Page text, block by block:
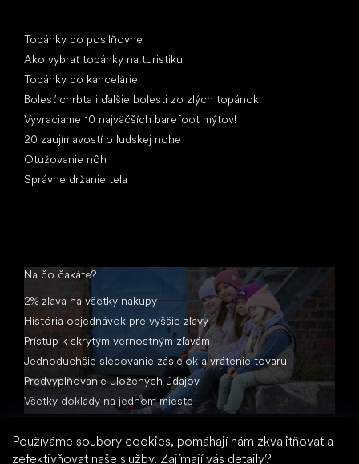
Používáme soubory cookies, pomáhají nám zkvalitňovat a
zefektivňovat naše služby. Zajímají vás detaily?
Topánky do posilňovne
Ako vybrať topánky na turistiku
Topánky do kancelárie
Bolesť chrbta i ďalšie bolesti zo zlých topánok
Vyvraciame 10 najväčších barefoot mýtov!
20 zaujímavostí o ľudskej nohe
Otužovanie nôh
Správne držanie tela
Na čo čakáte?
2% zľava na všetky nákupy
História objednávok pre vyššie zľavy
Prístup k skrytým vernostným zľavám
Jednoduchšie sledovanie zásielok a vrátenie tovaru
Predvyplňovanie uložených údajov
Všetky doklady na jednom mieste